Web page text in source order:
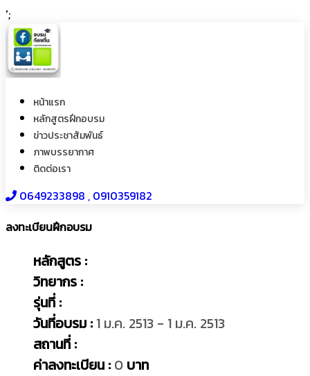
';
หน้าแรก
หลักสูตรฝึกอบรม
ข่าวประชาสัมพันธ์
ภาพบรรยากาศ
ติดต่อเรา
0649233898​ , 0910359182
ลงทะเบียนฝึกอบรม
หลักสูตร :
วิทยากร :
รุ่นที่ :
วันที่อบรม : 1 ม.ค. 2513 - 1 ม.ค. 2513
สถานที่ :
ค่าลงทะเบียน : 0 บาท